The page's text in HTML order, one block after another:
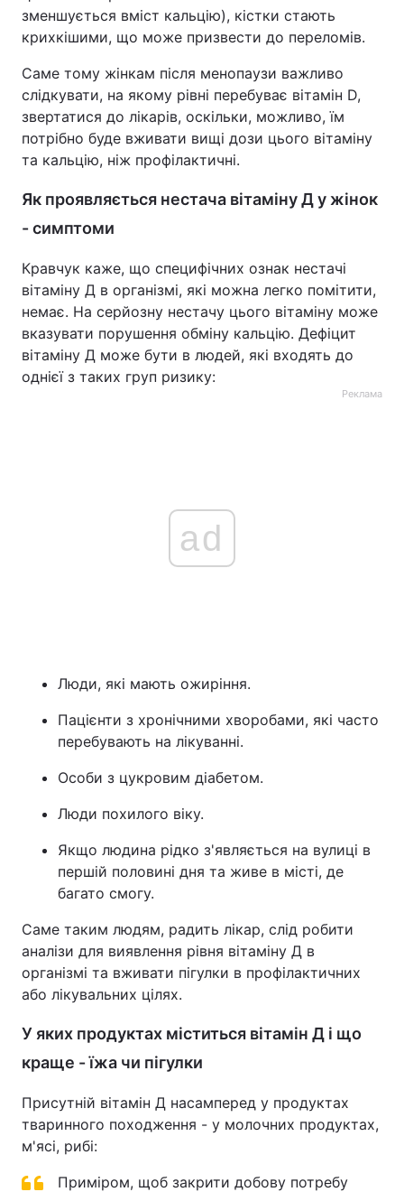
зменшується вміст кальцію), кістки стають
крихкішими, що може призвести до переломів.
Саме тому жінкам після менопаузи важливо
слідкувати, на якому рівні перебуває вітамін D,
звертатися до лікарів, оскільки, можливо, їм
потрібно буде вживати вищі дози цього вітаміну
та кальцію, ніж профілактичні.
Як проявляється нестача вітаміну Д у жінок
- симптоми
Кравчук каже, що специфічних ознак нестачі
вітаміну Д в організмі, які можна легко помітити,
немає. На серйозну нестачу цього вітаміну може
вказувати порушення обміну кальцію. Дефіцит
вітаміну Д може бути в людей, які входять до
однієї з таких груп ризику:
Реклама
ad
Люди, які мають ожиріння.
Пацієнти з хронічними хворобами, які часто
перебувають на лікуванні.
Особи з цукровим діабетом.
Люди похилого віку.
Якщо людина рідко з'являється на вулиці в
першій половині дня та живе в місті, де
багато смогу.
Саме таким людям, радить лікар, слід робити
аналізи для виявлення рівня вітаміну Д в
організмі та вживати пігулки в профілактичних
або лікувальних цілях.
У яких продуктах міститься вітамін Д і що
краще - їжа чи пігулки
Присутній вітамін Д насамперед у продуктах
тваринного походження - у молочних продуктах,
м'ясі, рибі:
Приміром, щоб закрити добову потребу